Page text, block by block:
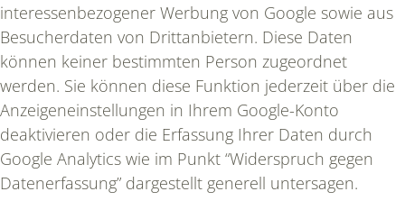
interessenbezogener Werbung von Google sowie aus
Besucherdaten von Drittanbietern. Diese Daten
können keiner bestimmten Person zugeordnet
werden. Sie können diese Funktion jederzeit über die
Anzeigeneinstellungen in Ihrem Google-Konto
deaktivieren oder die Erfassung Ihrer Daten durch
Google Analytics wie im Punkt “Widerspruch gegen
Datenerfassung” dargestellt generell untersagen.